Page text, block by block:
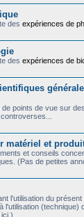
des expériences de
des expériences de
points de vue sur
matériel et
et conseils
(Pas de petites
l'utilisation du
l'utilisation (technique)